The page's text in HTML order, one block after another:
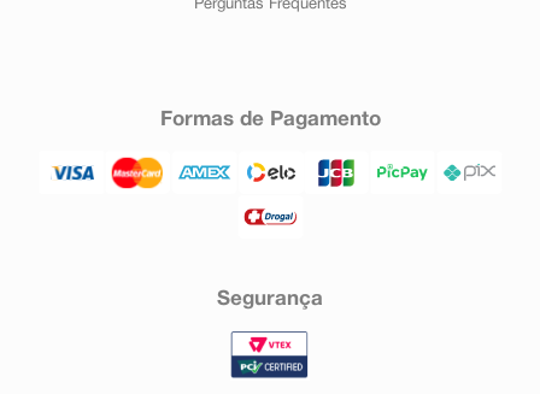
Perguntas Frequentes
Formas de Pagamento
Segurança